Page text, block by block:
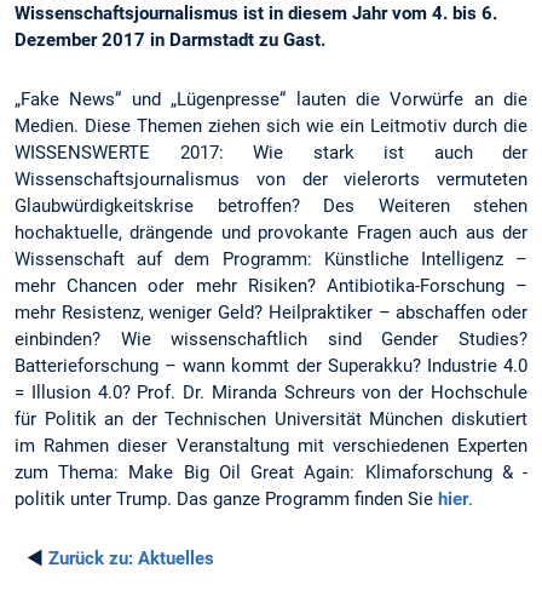
Wissenschaftsjournalismus ist in diesem Jahr vom 4. bis 6.
Dezember 2017 in Darmstadt zu Gast.
„Fake News“ und „Lügenpresse“ lauten die Vorwürfe an die
Medien. Diese Themen ziehen sich wie ein Leitmotiv durch die
WISSENSWERTE 2017: Wie stark ist auch der
Wissenschaftsjournalismus von der vielerorts vermuteten
Glaubwürdigkeitskrise betroffen? Des Weiteren stehen
hochaktuelle, drängende und provokante Fragen auch aus der
Wissenschaft auf dem Programm: Künstliche Intelligenz –
mehr Chancen oder mehr Risiken? Antibiotika-Forschung –
mehr Resistenz, weniger Geld? Heilpraktiker – abschaffen oder
einbinden? Wie wissenschaftlich sind Gender Studies?
Batterieforschung – wann kommt der Superakku? Industrie 4.0
= Illusion 4.0? Prof. Dr. Miranda Schreurs von der Hochschule
für Politik an der Technischen Universität München diskutiert
im Rahmen dieser Veranstaltung mit verschiedenen Experten
zum Thema: Make Big Oil Great Again: Klimaforschung & -
politik unter Trump. Das ganze Programm finden Sie hier.
◄ Zurück zu: Aktuelles